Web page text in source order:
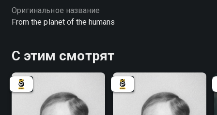
Оригинальное название
From the planet of the humans
С этим смотрят